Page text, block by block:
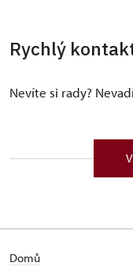
Rychlý
Nevíte si rady?
Domů